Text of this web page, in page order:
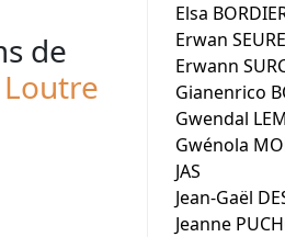
de
Loutre
Elsa
Erwan
Erwann
Gianenrico
Gwendal
Gwénola
JAS
Jean-Gaël
Jeanne